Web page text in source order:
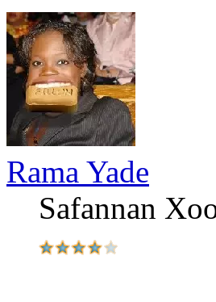
Rama Yade
Safannan